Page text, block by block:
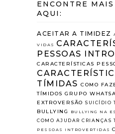
ENCONTRE
AQUI:
ACEITAR A TIMIDEZ
VIDAS
PESSOAS
CARACTERÍSTICAS
TÍMIDAS COMO
TÍMIDOS GRUPO
EXTROVERSÃO SUICÍDIO
BULLYING BULLYING NA
COMO AJUDAR CRIANÇAS
PESSOAS INTROVERTIDAS